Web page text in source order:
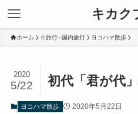
キカク
ホーム ☆旅行─国内旅行 ヨコハマ散歩
初代「君が代
2020
5/22
ヨコハマ散歩 2020年5月22日